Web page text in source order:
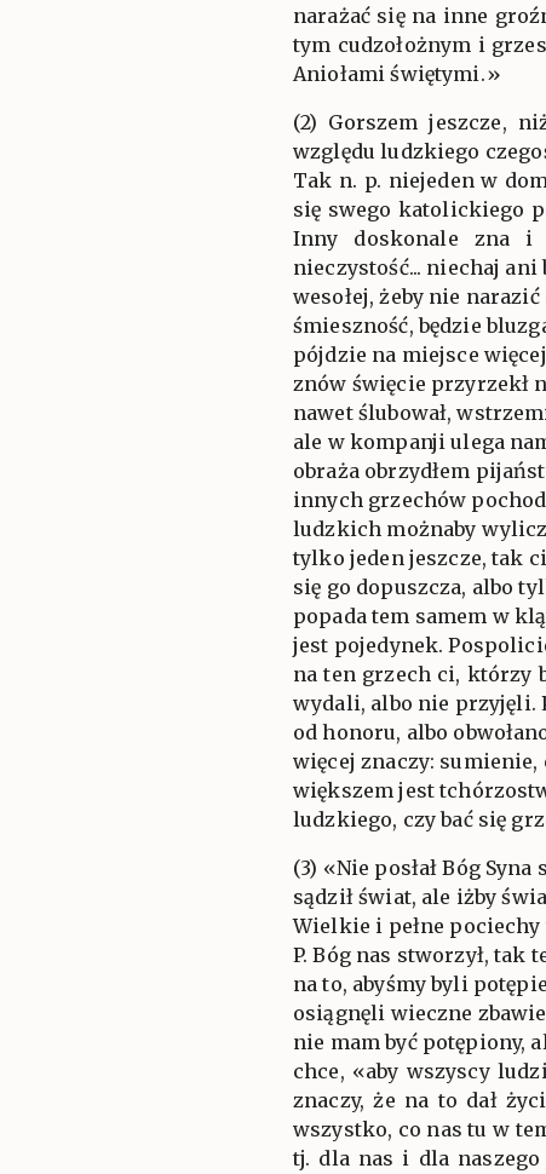
narażać się na inne
tym cudzołożnym i
Aniołami świętymi.»
(2) Gorszem jeszcze,
względu ludzkiego
Tak n. p. niejeden w
się swego katolickiego
Inny doskonale zna i
nieczystość... niechaj
wesołej, żeby nie
śmieszność, będzie
pójdzie na miejsce
znów święcie przyrzekł
nawet ślubował,
ale w kompanji ulega
obraża obrzydłem
innych grzechów
ludzkich możnaby
tylko jeden jeszcze, tak
się go dopuszcza, albo
popada tem samem w
jest pojedynek.
na ten grzech ci, którzy
wydali, albo nie przyjęli.
od honoru, albo
więcej znaczy: sumienie,
większem jest
ludzkiego, czy bać się
(3) «Nie posłał Bóg
sądził świat, ale iżby
Wielkie i pełne pociechy
P. Bóg nas stworzył, tak
na to, abyśmy byli
osiągnęli wieczne
nie mam być potępiony,
chce, «aby wszyscy
znaczy, że na to dał
wszystko, co nas tu w
tj. dla nas i dla naszego